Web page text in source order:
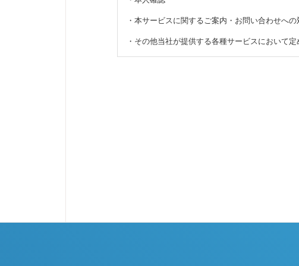
・ 本サービスに関するご案内・お問い合わせへの
・ その他当社が提供する各種サービスにおいて定
当社は、個人情報を利用する際には、正当な理
当社は、正当な理由がある場合を除き、事前に